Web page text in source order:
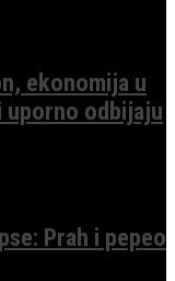
ekonomija u
uporno odbijaju
Prah i pepeo